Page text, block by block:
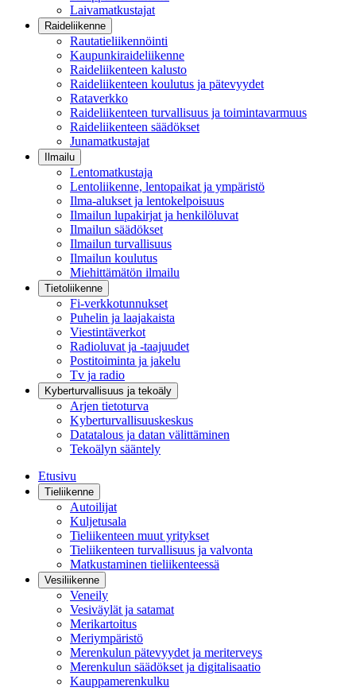
Laivamatkustajat
Raideliikenne
Rautatieliikennöinti
Kaupunkiraideliikenne
Raideliikenteen kalusto
Raideliikenteen koulutus ja pätevyydet
Rataverkko
Raideliikenteen turvallisuus ja toimintavarmuus
Raideliikenteen säädökset
Junamatkustajat
Ilmailu
Lentomatkustaja
Lentoliikenne, lentopaikat ja ympäristö
Ilma-alukset ja lentokelpoisuus
Ilmailun lupakirjat ja henkilöluvat
Ilmailun säädökset
Ilmailun turvallisuus
Ilmailun koulutus
Miehittämätön ilmailu
Tietoliikenne
Fi-verkkotunnukset
Puhelin ja laajakaista
Viestintäverkot
Radioluvat ja -taajuudet
Postitoiminta ja jakelu
Tv ja radio
Kyberturvallisuus ja tekoäly
Arjen tietoturva
Kyberturvallisuuskeskus
Datatalous ja datan välittäminen
Tekoälyn sääntely
Etusivu
Tieliikenne
Autoilijat
Kuljetusala
Tieliikenteen muut yritykset
Tieliikenteen turvallisuus ja valvonta
Matkustaminen tieliikenteessä
Vesiliikenne
Veneily
Vesiväylät ja satamat
Merikartoitus
Meriympäristö
Merenkulun pätevyydet ja meriterveys
Merenkulun säädökset ja digitalisaatio
Kauppamerenkulku